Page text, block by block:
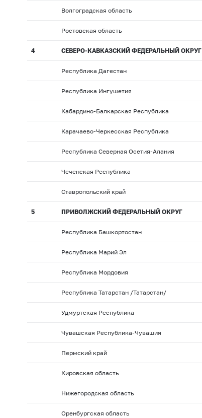
Волгоградская область
Ростовская область
4 СЕВЕРО-КАВКАЗСКИЙ ФЕДЕРАЛЬНЫЙ ОКРУГ
Республика Дагестан
Республика Ингушетия
Кабардино-Балкарская Республика
Карачаево-Черкесская Республика
Республика Северная Осетия-Алания
Чеченская Республика
Ставропольский край
5 ПРИВОЛЖСКИЙ ФЕДЕРАЛЬНЫЙ ОКРУГ
Республика Башкортостан
Республика Марий Эл
Республика Мордовия
Республика Татарстан /Татарстан/
Удмуртская Республика
Чувашская Республика-Чувашия
Пермский край
Кировская область
Нижегородская область
Оренбургская область